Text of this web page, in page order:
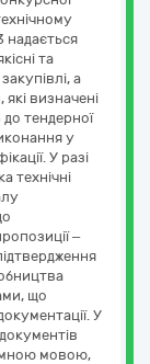
надається
та
а
визначені
до тендерної
у
У разі
технічні
–
що
У
мовою,